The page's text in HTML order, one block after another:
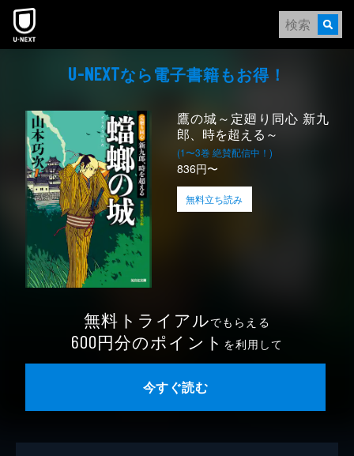
本文へスキップ
U-NEXTなら電⼦書籍もお得！
鷹の城～定廻り同心 新九
郎、時を超える～
(1〜3巻 絶賛配信中！)
836円〜
無料立ち読み
無料トライアルでもらえる
600円分のポイント を利用して
今すぐ読む